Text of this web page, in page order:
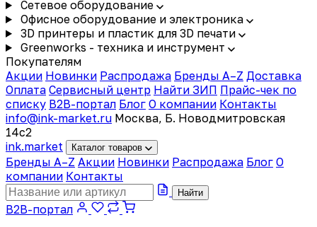
Сетевое оборудование
Офисное оборудование и электроника
3D принтеры и пластик для 3D печати
Greenworks - техника и инструмент
Покупателям
Акции Новинки Распродажа Бренды A–Z Доставка
Оплата Сервисный центр Найти ЗИП Прайс-чек по
списку B2B-портал Блог О компании Контакты
info@ink-market.ru Москва, Б. Новодмитровская
14с2
ink.market Каталог товаров
Бренды A–Z Акции Новинки Распродажа Блог О
компании Контакты
Найти
B2B-портал